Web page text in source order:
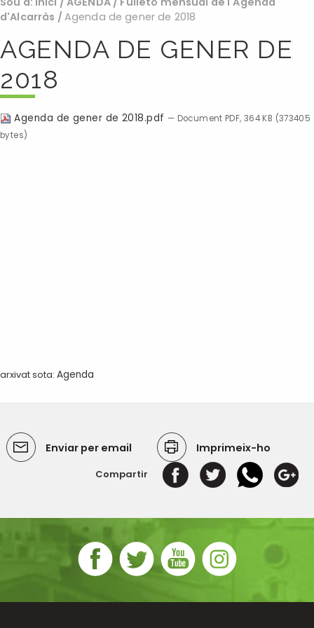
d'Alcarràs /Agenda de gener de 2018
AGENDA DE GENER DE
2018
Agenda de gener de 2018.pdf — Document PDF, 364 KB (373405
bytes)
arxivat sota: Agenda
Enviar per email Imprimeix-ho
Compartir